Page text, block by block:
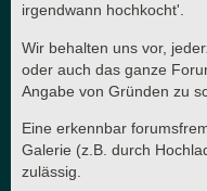
irgendwann hochkocht'.
Wir behalten uns vor,
oder auch das ganze
Angabe von Gründen zu
Eine erkennbar
Galerie (z.B. durch
zulässig.